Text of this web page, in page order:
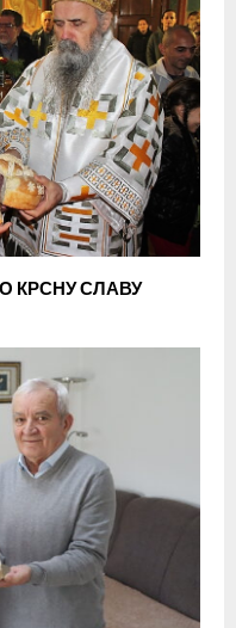
КРСНУ СЛАВУ